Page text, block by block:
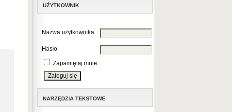
UŻYTKOWNIK
Nazwa użytkownika
Hasło
Zapamiętaj mnie
NARZĘDZIA TEKSTOWE